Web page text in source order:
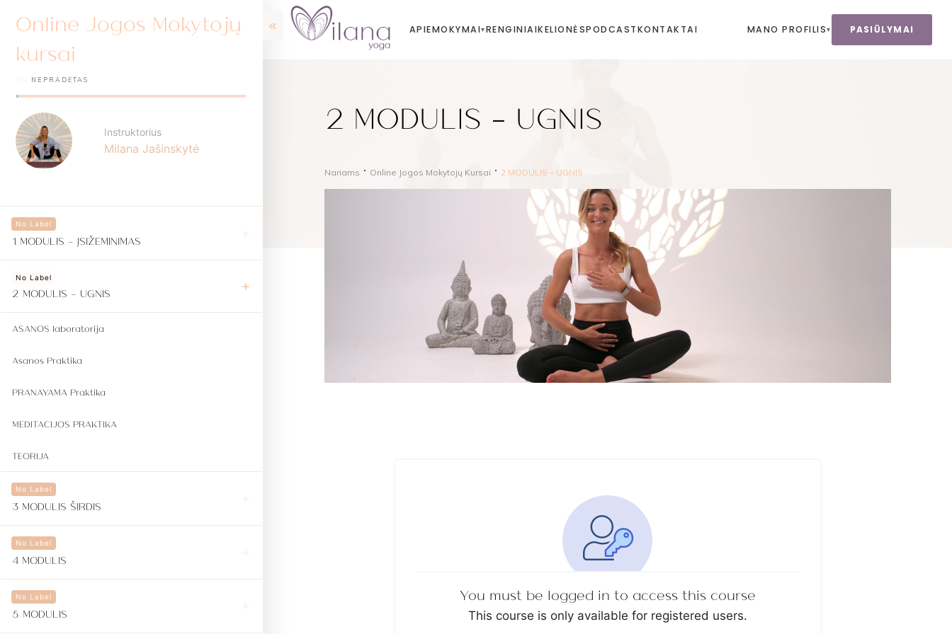
APIEMOKYMAI▾RENGINIAIKELIONĖSPODCASTKONTAKTAI MANO PROFILIS▾ PASIŪLYMAI
2 MODULIS – UGNIS
Nariams Online Jogos Mokytojų Kursai 2 MODULIS – UGNIS
You must be logged in to access this course
This course is only available for registered users.
Online Jogos Mokytojų
kursai
NEPRADĖTAS
Instruktorius
Milana Jašinskytė
No Label
1 MODULIS - ĮSIŽEMINIMAS
No Label
2 MODULIS - UGNIS
ASANOS laboratorija
Asanos Praktika
PRANAYAMA Praktika
MEDITACIJOS PRAKTIKA
TEORIJA
No Label
3 MODULIS ŠIRDIS
No Label
4 MODULIS
No Label
5 MODULIS